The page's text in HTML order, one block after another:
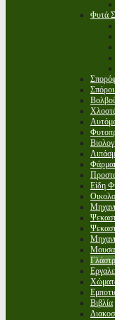
Φυτά
Είδη
Βιβλία